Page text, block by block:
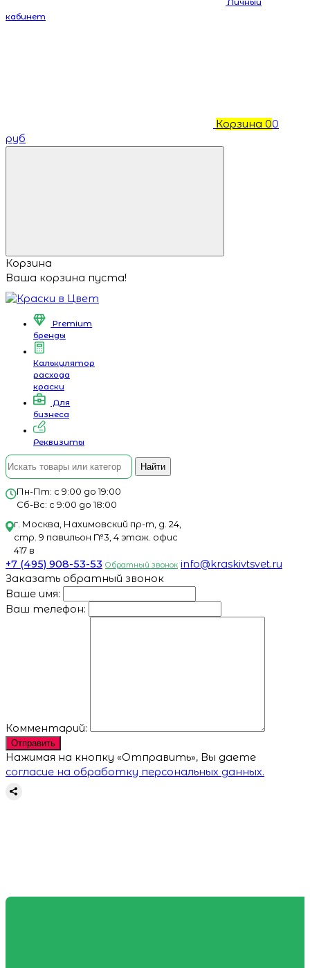
кабинет
Корзина 00
руб
Корзина
Ваша корзина пуста!
Premium
бренды
Калькулятор
расхода
краски
Для
бизнеса
Реквизиты
Найти
Пн-Пт: с 9:00 до 19:00
Сб-Вс: с 9:00 до 18:00
г. Москва, Нахимовский пр-т, д. 24,
стр. 9 павильон №3, 4 этаж. офис
417 в
+7 (495) 908-53-53 Обратный звонок info@kraskivtsvet.ru
Заказать обратный звонок
Ваше имя:
Ваш телефон:
Комментарий:
Отправить
Нажимая на кнопку «Отправить», Вы даете
согласие на обработку персональных данных.